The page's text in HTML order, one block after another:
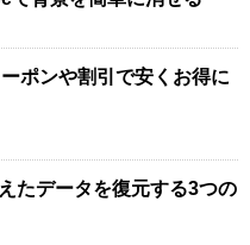
ポンや割引で安くお得に
たデータを復元する3つの